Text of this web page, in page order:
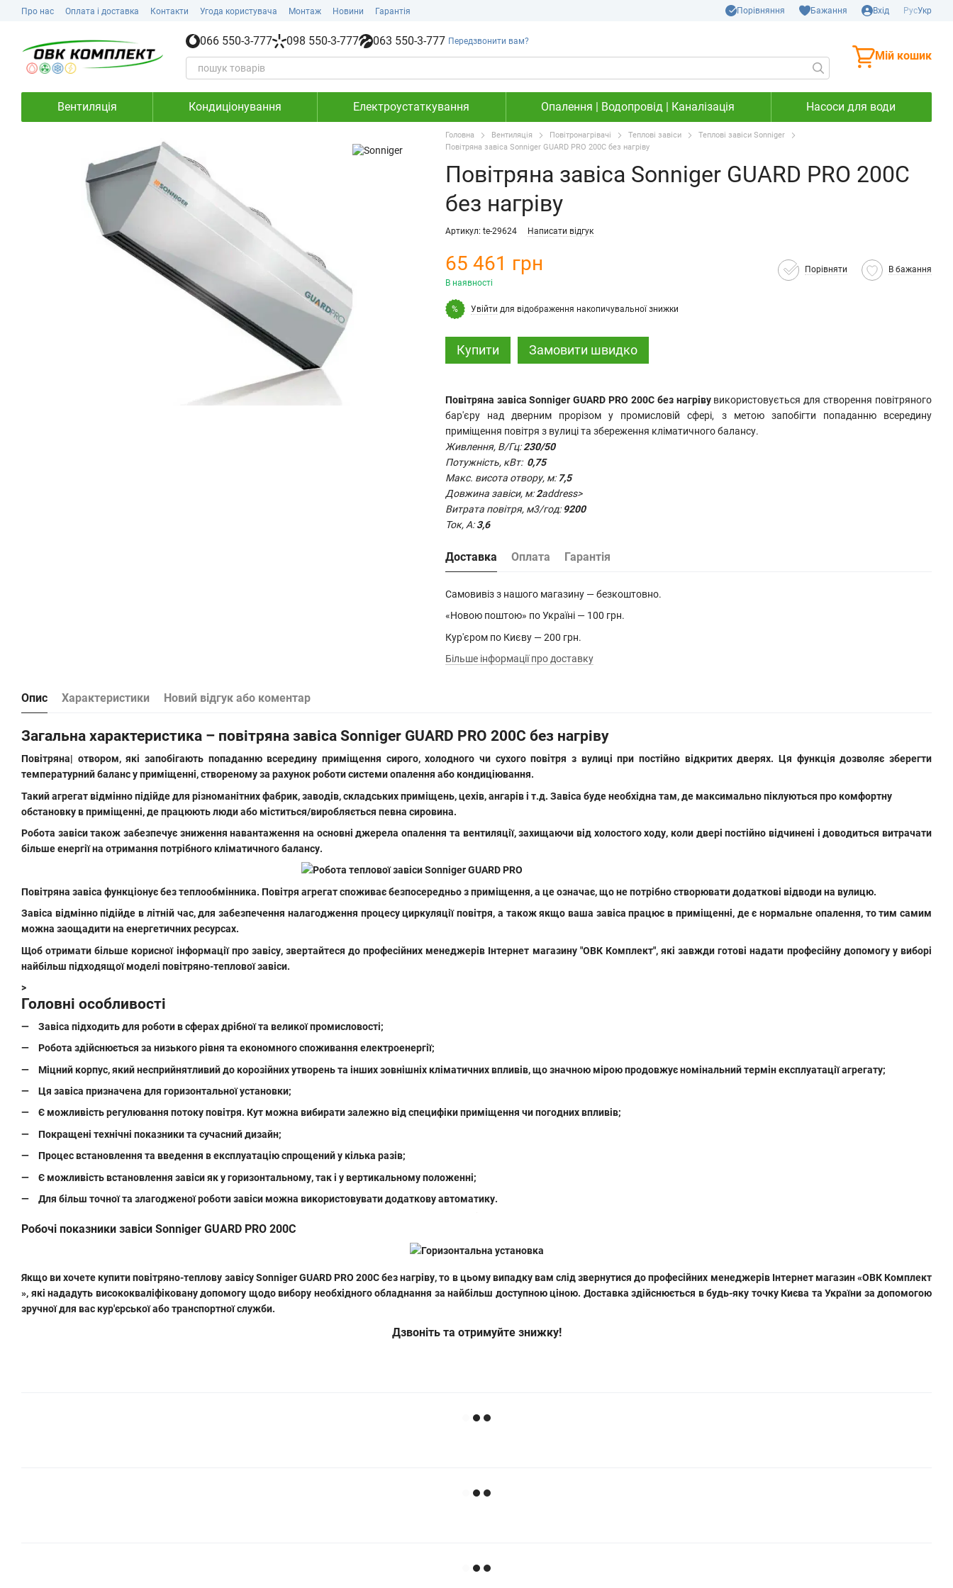
Перейти до основного контенту
Про нас Оплата і доставка Контакти Угода користувача Монтаж Новини Гарантія Порівняння Бажання Вхід РусУкр
066 550-3-777 098 550-3-777 063 550-3-777 Передзвонити вам?
Мій кошик
Вентиляція Кондиціонування Електроустаткування Опалення | Водопровід | Каналізація Насоси для води
Головна Вентиляція Повітронагрівачі Теплові завіси
Теплові завіси Sonniger
Повітряна завіса Sonniger GUARD PRO 200C без нагріву
Повітряна завіса Sonniger GUARD PRO 200C
без нагріву
Артикул: te-29624 Написати відгук
65 461 грн
В наявності
Порівняти В бажання
% Увійти для відображення накопичувальної знижки
Купити Замовити швидко
Повітряна завіса Sonniger GUARD PRO 200C без нагрівувикористовується для створення повітряного
бар'єру над дверним прорізом у промисловій сфері, з метою запобігти попаданню всередину
приміщення повітря з вулиці та збереження кліматичного балансу.
Живлення, В/Гц:230/50
Потужність, кВт: 0,75
Макс. висота отвору, м: 7,5
Довжина завіси, м:2address>
Витрата повітря, м3/год:9200
Ток, А:3,6
Доставка Оплата Гарантія
Самовивіз з нашого магазину — безкоштовно.
«Новою поштою» по Україні — 100 грн.
Кур'єром по Києву — 200 грн.
Більше інформації про доставку
Опис Характеристики Новий відгук або коментар
Загальна характеристика – повітряна завіса Sonniger GUARD PRO 200C без нагріву
Повітряна| отвором, які запобігають попаданню всередину приміщення сирого, холодного чи сухого повітря з вулиці при постійно відкритих дверях. Ця функція дозволяє зберегти
температурний баланс у приміщенні, створеному за рахунок роботи системи опалення або кондиціювання.
Такий агрегат відмінно підійде для різноманітних фабрик, заводів, складських приміщень, цехів, ангарів і т.д. Завіса буде необхідна там, де максимально піклуються про комфортну
обстановку в приміщенні, де працюють люди або міститься/виробляється певна сировина.
Робота завіси також забезпечує зниження навантаження на основні джерела опалення та вентиляції, захищаючи від холостого ходу, коли двері постійно відчинені і доводиться витрачати
більше енергії на отримання потрібного кліматичного балансу.
Повітряна завіса функціонує без теплообмінника. Повітря агрегат споживає безпосередньо з приміщення, а це означає, що не потрібно створювати додаткові відводи на вулицю.
Завіса відмінно підійде в літній час, для забезпечення налагодження процесу циркуляції повітря, а також якщо ваша завіса працює в приміщенні, де є нормальне опалення, то тим самим
можна заощадити на енергетичних ресурсах.
Щоб отримати більше корисної інформації про завісу, звертайтеся до професійних менеджерів Інтернет магазину "ОВК Комплект", які завжди готові надати професійну допомогу у виборі
найбільш підходящої моделі повітряно-теплової завіси.
>
Головні особливості
Завіса підходить для роботи в сферах дрібної та великої промисловості;
Робота здійснюється за низького рівня та економного споживання електроенергії;
Міцний корпус, який несприйнятливий до корозійних утворень та інших зовнішніх кліматичних впливів, що значною мірою продовжує номінальний термін експлуатації агрегату;
Ця завіса призначена для горизонтальної установки;
Є можливість регулювання потоку повітря. Кут можна вибирати залежно від специфіки приміщення чи погодних впливів;
Покращені технічні показники та сучасний дизайн;
Процес встановлення та введення в експлуатацію спрощений у кілька разів;
Є можливість встановлення завіси як у горизонтальному, так і у вертикальному положенні;
Для більш точної та злагодженої роботи завіси можна використовувати додаткову автоматику.
Робочі показники завіси Sonniger GUARD PRO 200C
Якщо ви хочетекупити повітряно-теплову завісу Sonniger GUARD PRO 200C без нагріву, то в цьому випадку вам слід звернутися до професійних менеджерів Інтернет магазин «ОВК Комплект
», які нададуть висококваліфіковану допомогу щодо вибору необхідного обладнання за найбільш доступною ціною. Доставка здійснюється в будь-яку точку Києва та України за допомогою
зручної для вас кур'єрської або транспортної служби.
Дзвоніть та отримуйте знижку!